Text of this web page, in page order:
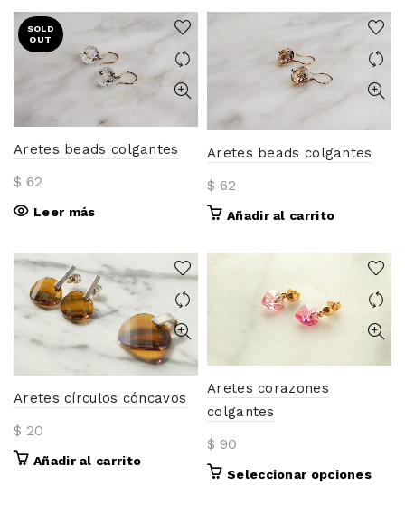
SOLD
OUT
Aretes beads colgantes
$ 62
Leer más
Aretes beads colgantes
$ 62
Añadir al carrito
Aretes círculos cóncavos
$ 20
Añadir al carrito
Aretes corazones
colgantes
$ 90
Seleccionar opcionesEste